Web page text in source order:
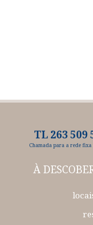
TL 263 509
Chamada para a rede fixa
À